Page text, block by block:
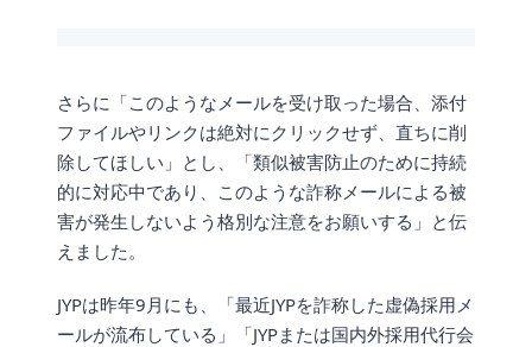
さらに「このようなメールを受け取った場合、添付
ファイルやリンクは絶対にクリックせず、直ちに削
除してほしい」とし、「類似被害防止のために持続
的に対応中であり、このような詐称メールによる被
害が発生しないよう格別な注意をお願いする」と伝
えました。
JYPは昨年9月にも、「最近JYPを詐称した虚偽採用メ
ールが流布している」「JYPまたは国内外採用代行会